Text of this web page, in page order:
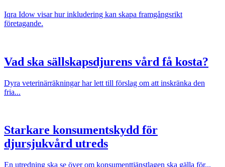
Iqra Idow visar hur inkludering kan skapa framgångsrikt
företagande.
Vad ska sällskapsdjurens vård få kosta?
Dyra veterinärräkningar har lett till förslag om att inskränka den
fria...
Starkare konsumentskydd för
djursjukvård utreds
En utredning ska se över om konsumenttjänstlagen ska gälla för...